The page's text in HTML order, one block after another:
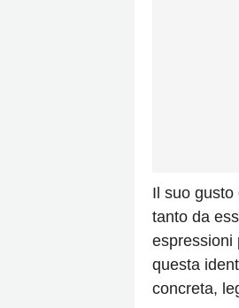
Il suo
tanto da
espressioni
questa
concreta,